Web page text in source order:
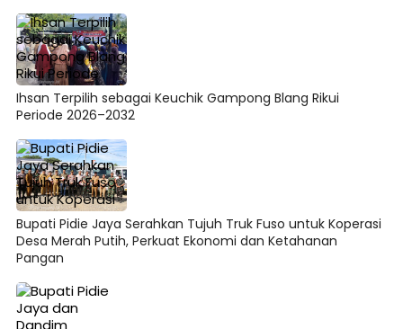
Ihsan Terpilih sebagai Keuchik Gampong Blang Rikui
Periode 2026–2032
Bupati Pidie Jaya Serahkan Tujuh Truk Fuso untuk Koperasi
Desa Merah Putih, Perkuat Ekonomi dan Ketahanan
Pangan